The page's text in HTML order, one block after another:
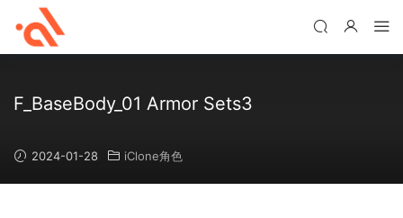
F_BaseBody_01 Armor Sets3
2024-01-28 iClone角色